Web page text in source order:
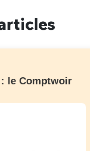
le Comptwoir